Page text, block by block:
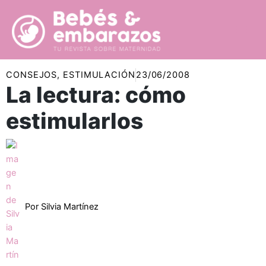
contenido
CONSEJOS, ESTIMULACIÓN 23/06/2008
La lectura: cómo
estimularlos
Por Silvia Martínez